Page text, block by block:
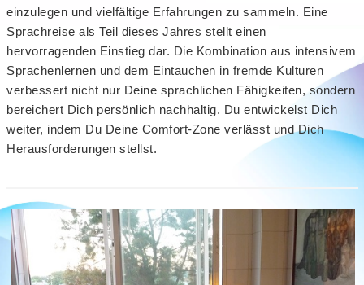
einzulegen und vielfältige Erfahrungen zu sammeln. Eine
Sprachreise als Teil dieses Jahres stellt einen
hervorragenden Einstieg dar. Die Kombination aus intensivem
Sprachenlernen und dem Eintauchen in fremde Kulturen
verbessert nicht nur Deine sprachlichen Fähigkeiten, sondern
bereichert Dich persönlich nachhaltig. Du entwickelst Dich
weiter, indem Du Deine Comfort-Zone verlässt und Dich
Herausforderungen stellst.
read
more